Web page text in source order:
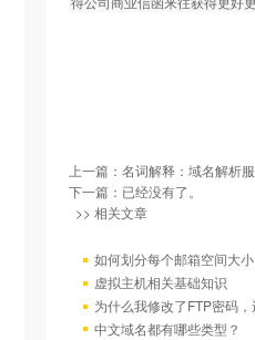
上一篇： 名词解释：域名解析
下一篇：已经没有了。
>> 相关文章
如何划分每个邮箱空间大
虚拟主机相关基础知识
为什么我修改了FTP密码
中文域名都有哪些类型？